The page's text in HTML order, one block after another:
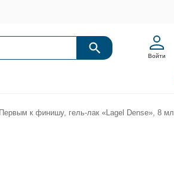
Войти
к финишу, гель-лак «Lagel Dense», 8 мл